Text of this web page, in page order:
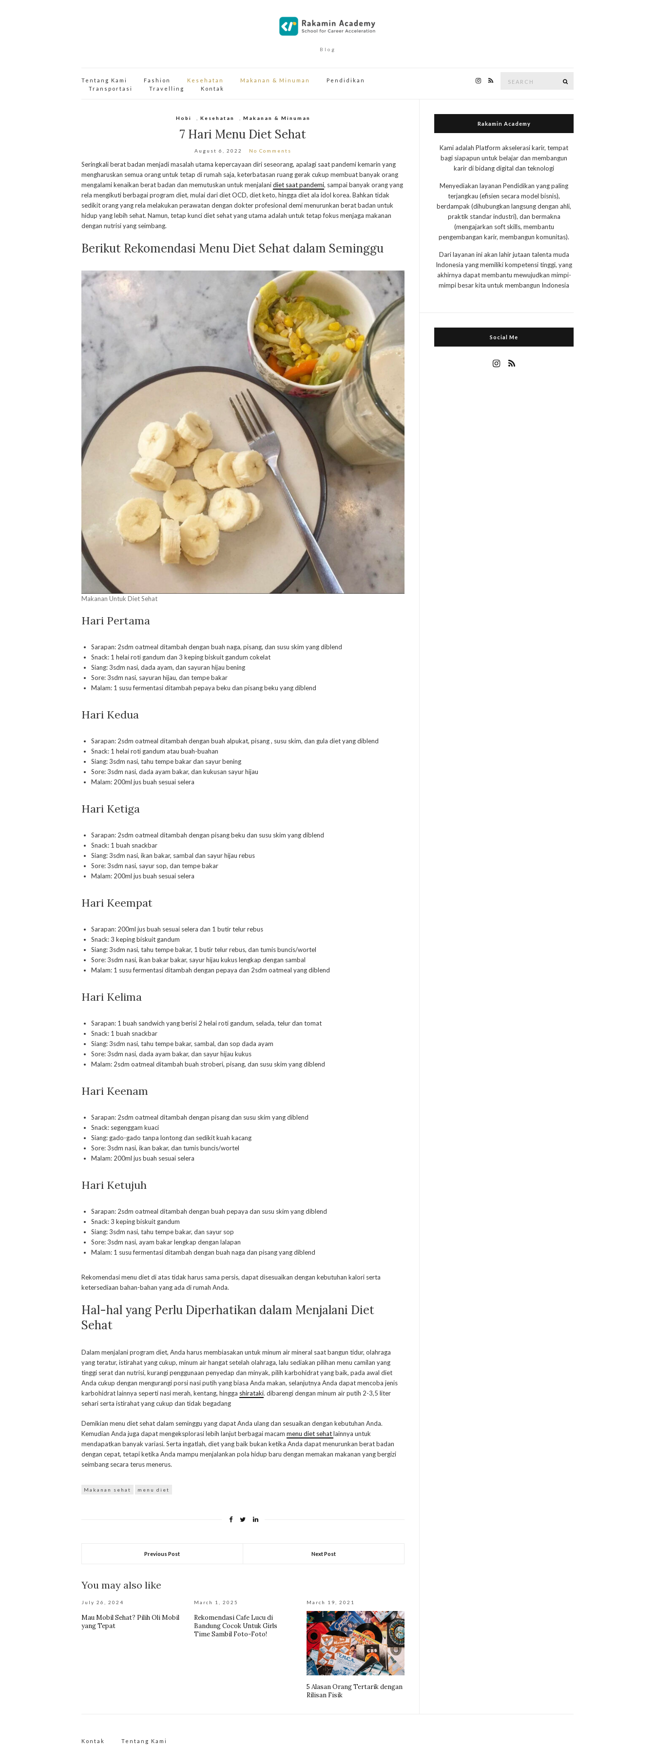
Blog
Tentang Kami Fashion Kesehatan Makanan & Minuman
Pendidikan
Transportasi
Travelling Kontak
Hobi Kesehatan Makanan & Minuman
7 Hari Menu Diet Sehat
August 6, 2022 No Comments
Seringkali berat badan menjadi masalah utama kepercayaan diri seseorang, apalagi saat pandemi kemarin yang
mengharuskan semua orang untuk tetap di rumah saja, keterbatasan ruang gerak cukup membuat banyak orang
mengalami kenaikan berat badan dan memutuskan untuk menjalanidiet saat pandemi, sampai banyak orang yang
rela mengikuti berbagai program diet, mulai dari diet OCD, diet keto, hingga diet ala idol korea. Bahkan tidak
sedikit orang yang rela melakukan perawatan dengan dokter profesional demi menurunkan berat badan untuk
hidup yang lebih sehat. Namun, tetap kunci diet sehat yang utama adalah untuk tetap fokus menjaga makanan
dengan nutrisi yang seimbang.
Berikut Rekomendasi Menu Diet Sehat dalam Seminggu
Makanan Untuk Diet Sehat
Hari Pertama
Sarapan: 2sdm oatmeal ditambah dengan buah naga, pisang, dan susu skim yang diblend
Snack: 1 helai roti gandum dan 3 keping biskuit gandum cokelat
Siang: 3sdm nasi, dada ayam, dan sayuran hijau bening
Sore: 3sdm nasi, sayuran hijau, dan tempe bakar
Malam: 1 susu fermentasi ditambah pepaya beku dan pisang beku yang diblend
Hari Kedua
Sarapan: 2sdm oatmeal ditambah dengan buah alpukat, pisang , susu skim, dan gula diet yang diblend
Snack: 1 helai roti gandum atau buah-buahan
Siang: 3sdm nasi, tahu tempe bakar dan sayur bening
Sore: 3sdm nasi, dada ayam bakar, dan kukusan sayur hijau
Malam: 200ml jus buah sesuai selera
Hari Ketiga
Sarapan: 2sdm oatmeal ditambah dengan pisang beku dan susu skim yang diblend
Snack: 1 buah snackbar
Siang: 3sdm nasi, ikan bakar, sambal dan sayur hijau rebus
Sore: 3sdm nasi, sayur sop, dan tempe bakar
Malam: 200ml jus buah sesuai selera
Hari Keempat
Sarapan: 200ml jus buah sesuai selera dan 1 butir telur rebus
Snack: 3 keping biskuit gandum
Siang: 3sdm nasi, tahu tempe bakar, 1 butir telur rebus, dan tumis buncis/wortel
Sore: 3sdm nasi, ikan bakar bakar, sayur hijau kukus lengkap dengan sambal
Malam: 1 susu fermentasi ditambah dengan pepaya dan 2sdm oatmeal yang diblend
Hari Kelima
Sarapan: 1 buah sandwich yang berisi 2 helai roti gandum, selada, telur dan tomat
Snack: 1 buah snackbar
Siang: 3sdm nasi, tahu tempe bakar, sambal, dan sop dada ayam
Sore: 3sdm nasi, dada ayam bakar, dan sayur hijau kukus
Malam: 2sdm oatmeal ditambah buah stroberi, pisang, dan susu skim yang diblend
Hari Keenam
Sarapan: 2sdm oatmeal ditambah dengan pisang dan susu skim yang diblend
Snack: segenggam kuaci
Siang: gado-gado tanpa lontong dan sedikit kuah kacang
Sore: 3sdm nasi, ikan bakar, dan tumis buncis/wortel
Malam: 200ml jus buah sesuai selera
Hari Ketujuh
Sarapan: 2sdm oatmeal ditambah dengan buah pepaya dan susu skim yang diblend
Snack: 3 keping biskuit gandum
Siang: 3sdm nasi, tahu tempe bakar, dan sayur sop
Sore: 3sdm nasi, ayam bakar lengkap dengan lalapan
Malam: 1 susu fermentasi ditambah dengan buah naga dan pisang yang diblend
Rekomendasi menu diet di atas tidak harus sama persis, dapat disesuaikan dengan kebutuhan kalori serta
ketersediaan bahan-bahan yang ada di rumah Anda.
Hal-hal yang Perlu Diperhatikan dalam Menjalani Diet
Sehat
Dalam menjalani program diet, Anda harus membiasakan untuk minum air mineral saat bangun tidur, olahraga
yang teratur, istirahat yang cukup, minum air hangat setelah olahraga, lalu sediakan pilihan menu camilan yang
tinggi serat dan nutrisi, kurangi penggunaan penyedap dan minyak, pilih karbohidrat yang baik, pada awal diet
Anda cukup dengan mengurangi porsi nasi putih yang biasa Anda makan, selanjutnya Anda dapat mencoba jenis
karbohidrat lainnya seperti nasi merah, kentang, hingga shirataki. dibarengi dengan minum air putih 2-3,5 liter
sehari serta istirahat yang cukup dan tidak begadang
Demikian menu diet sehat dalam seminggu yang dapat Anda ulang dan sesuaikan dengan kebutuhan Anda.
Kemudian Anda juga dapat mengeksplorasi lebih lanjut berbagai macam menu diet sehatlainnya untuk
mendapatkan banyak variasi. Serta ingatlah, diet yang baik bukan ketika Anda dapat menurunkan berat badan
dengan cepat, tetapi ketika Anda mampu menjalankan pola hidup baru dengan memakan makanan yang bergizi
seimbang secara terus menerus.
Makanan sehat menu diet
Previous Post Next Post
You may also like
July 26, 2024
Mau Mobil Sehat? Pilih Oli Mobil
yang Tepat
March 1, 2025
Rekomendasi Cafe Lucu di
Bandung Cocok Untuk Girls
Time Sambil Foto-Foto!
March 19, 2021
5 Alasan Orang Tertarik dengan
Rilisan Fisik
Rakamin Academy
Kami adalah Platform akselerasi karir, tempat
bagi siapapun untuk belajar dan membangun
karir di bidang digital dan teknologi
Menyediakan layanan Pendidikan yang paling
terjangkau (efisien secara model bisnis),
berdampak (dihubungkan langsung dengan ahli,
praktik standar industri), dan bermakna
(mengajarkan soft skills, membantu
pengembangan karir, membangun komunitas).
Dari layanan ini akan lahir jutaan talenta muda
Indonesia yang memiliki kompetensi tinggi, yang
akhirnya dapat membantu mewujudkan mimpi-
mimpi besar kita untuk membangun Indonesia
Social Me
Kontak Tentang Kami